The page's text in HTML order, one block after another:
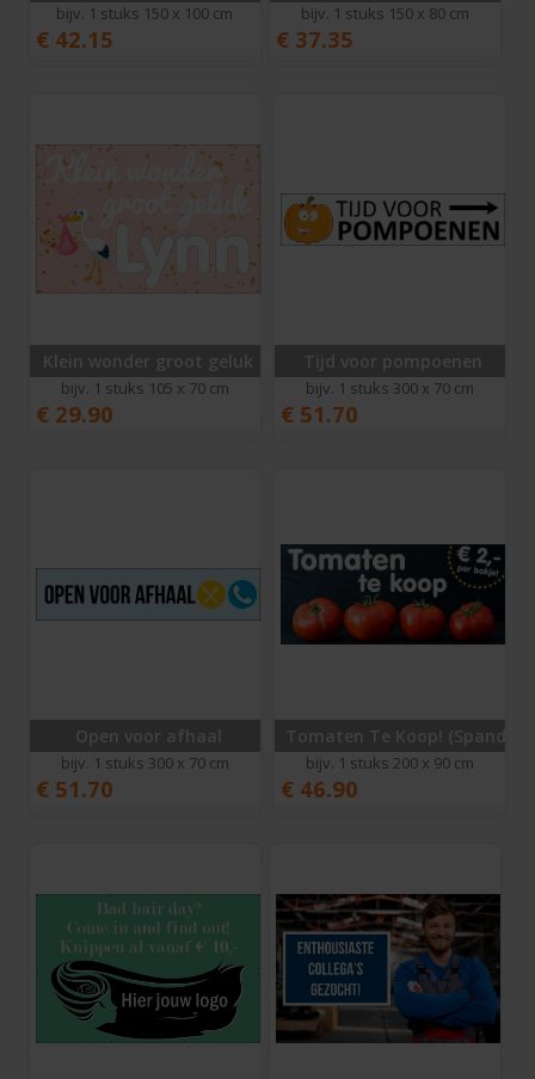
bijv. 1 stuks 150 x 100 cm
€ 42.15
bijv. 1 stuks 150 x 80 cm
€ 37.35
Klein wonder groot geluk
bijv. 1 stuks 105 x 70 cm
€ 29.90
Tijd voor pompoenen
bijv. 1 stuks 300 x 70 cm
€ 51.70
Open voor afhaal
bijv. 1 stuks 300 x 70 cm
€ 51.70
Tomaten Te Koop!
bijv. 1 stuks 200 x 90 cm
€ 46.90